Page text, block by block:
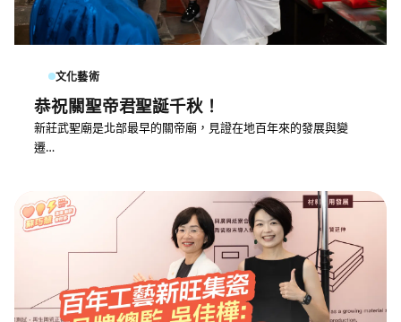
文化藝術
恭祝關聖帝君聖誕千秋！
新莊武聖廟是北部最早的關帝廟，見證在地百年來的發展與變
遷…